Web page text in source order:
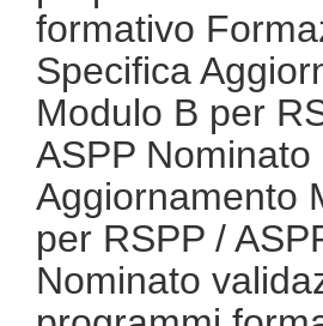
formativo
Specifica
Modulo B per
ASPP Nominato
Aggiornamento
per RSPP /
Nominato